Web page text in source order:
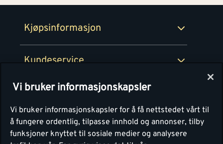
Kjøpsinformasjon
Retur- og angrerettsskjema
Kundeservice
Montér
Personvern
Vi bruker informasjonskapsler
Vi bruker informasjonskapsler for å få nettstedet vårt til
å fungere ordentlig, tilpasse innhold og annonser, tilby
funksjoner knyttet til sosiale medier og analysere